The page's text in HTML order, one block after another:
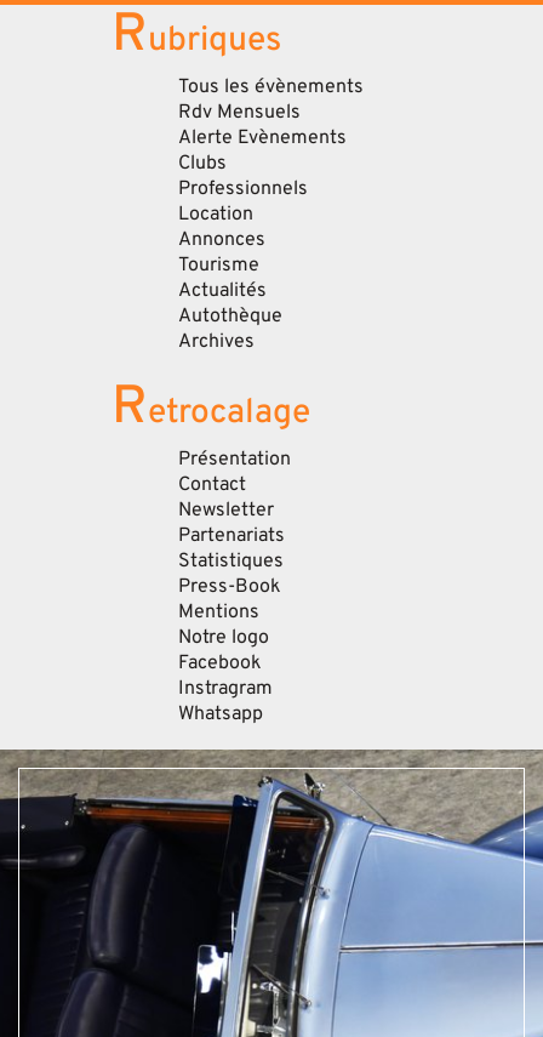
Rubriques
Tous les évènements
Rdv Mensuels
Alerte Evènements
Clubs
Professionnels
Location
Annonces
Tourisme
Actualités
Autothèque
Archives
Retrocalage
Présentation
Contact
Newsletter
Partenariats
Statistiques
Press-Book
Mentions
Notre logo
Facebook
Instragram
Whatsapp